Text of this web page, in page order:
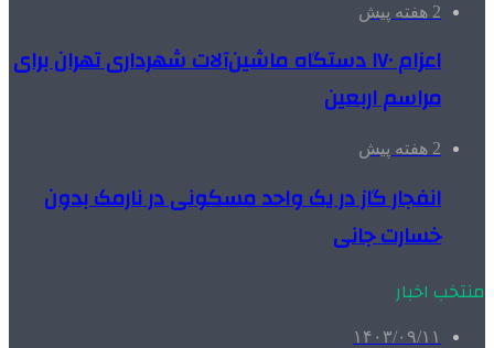
2 هفته پیش
اعزام ۱۷۰ دستگاه ماشین‌آلات شهرداری تهران برای
مراسم اربعین
2 هفته پیش
انفجار گاز در یک واحد مسکونی در نارمک بدون
خسارت جانی
منتخب اخبار
۱۴۰۳/۰۹/۱۱